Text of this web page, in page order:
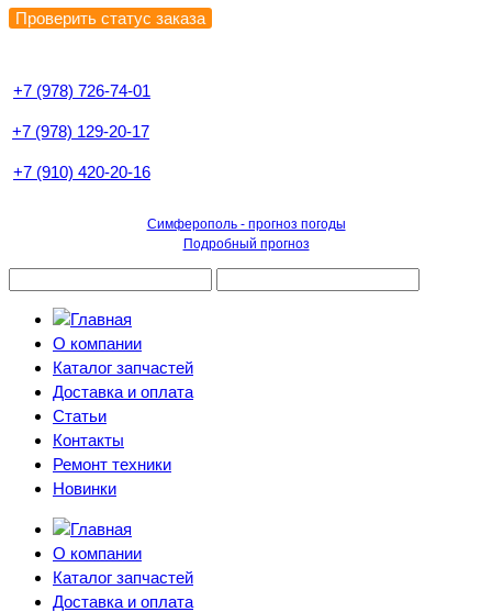
+7 (978) 726-74-01
+7 (978) 129-20-17
+7 (910) 420-20-16
Симферополь - прогноз погоды
Подробный прогноз
О компании
Каталог запчастей
Доставка и оплата
Статьи
Контакты
Ремонт техники
Новинки
О компании
Каталог запчастей
Доставка и оплата